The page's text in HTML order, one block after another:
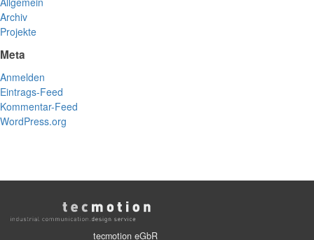
Archiv
Projekte
Meta
Anmelden
Eintrags-Feed
Kommentar-Feed
WordPress.org
tecmotion eGbR